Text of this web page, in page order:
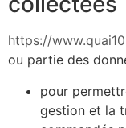
https://
ou partie des
pour
gestion et la